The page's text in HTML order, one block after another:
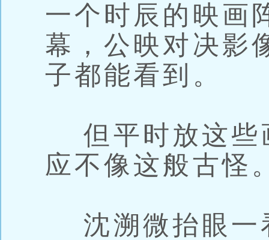
一个时辰的映画
幕，公映对决影
子都能看到。
但平时放这些
应不像这般古怪
沈溯微抬眼一